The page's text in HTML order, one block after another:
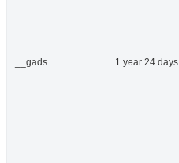
__gads 1 year 24 days